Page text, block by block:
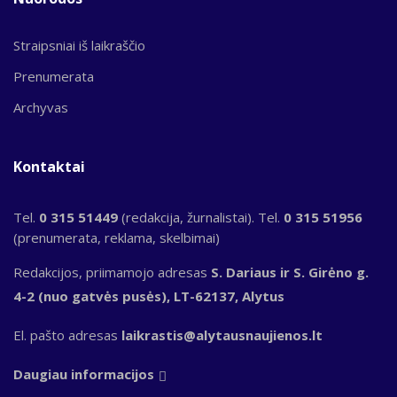
Straipsniai iš laikraščio
Prenumerata
Archyvas
Kontaktai
Tel. 0 315 51449 (redakcija, žurnalistai). Tel. 0 315 51956
(prenumerata, reklama, skelbimai)
Redakcijos, priimamojo adresas S. Dariaus ir S. Girėno g.
4-2 (nuo gatvės pusės), LT-62137, Alytus
El. pašto adresas laikrastis@alytausnaujienos.lt
Daugiau informacijos